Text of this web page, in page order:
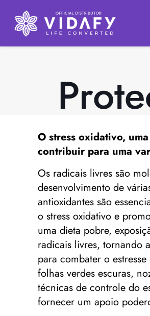
O stress oxidativo,
contribuir para uma
Os radicais livres são
desenvolvimento de
antioxidantes são
o stress oxidativo e
uma dieta pobre,
radicais livres, tornando
para combater o
folhas verdes escuras,
técnicas de controle do
fornecer um apoio